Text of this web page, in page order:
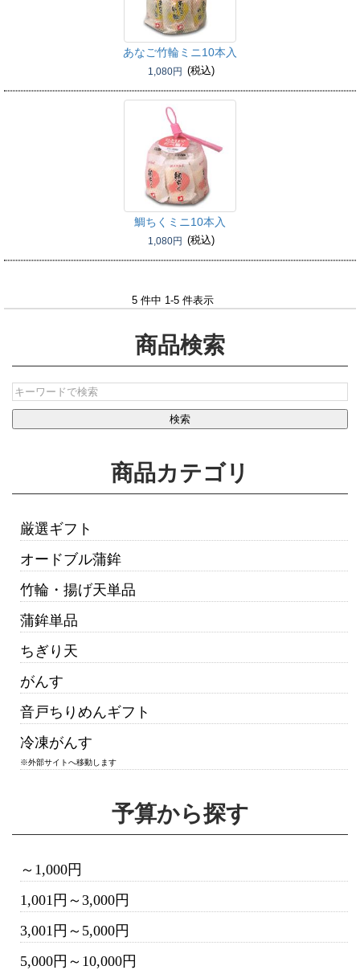
あなご竹輪ミニ10本入
1,080円 (税込)
鯛ちくミニ10本入
1,080円 (税込)
5 件中 1-5 件表示
商品検索
商品カテゴリ
厳選ギフト
オードブル蒲鉾
竹輪・揚げ天単品
蒲鉾単品
ちぎり天
がんす
音戸ちりめんギフト
冷凍がんす
※外部サイトへ移動します
予算から探す
～1,000円
1,001円～3,000円
3,001円～5,000円
5,000円～10,000円